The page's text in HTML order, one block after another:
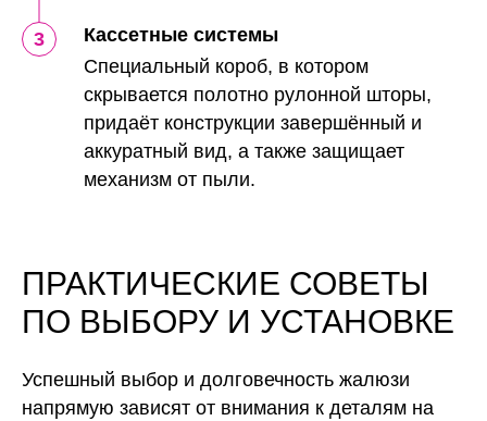
Кассетные системы
Специальный короб, в котором
скрывается полотно рулонной шторы,
придаёт конструкции завершённый и
аккуратный вид, а также защищает
механизм от пыли.
ПРАКТИЧЕСКИЕ СОВЕТЫ
ПО ВЫБОРУ И УСТАНОВКЕ
Успешный выбор и долговечность жалюзи
напрямую зависят от внимания к деталям на